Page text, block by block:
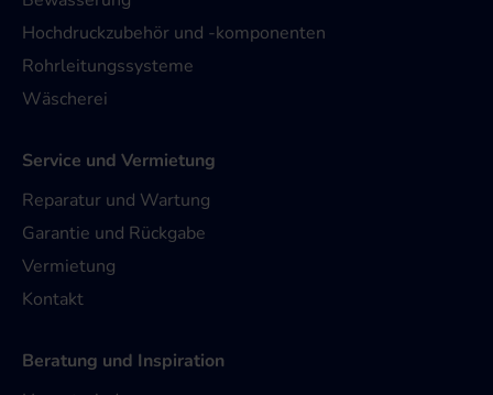
Hochdruckzubehör und -komponenten
Rohrleitungssysteme
Wäscherei
Service und Vermietung
Reparatur und Wartung
Garantie und Rückgabe
Vermietung
Kontakt
Beratung und Inspiration